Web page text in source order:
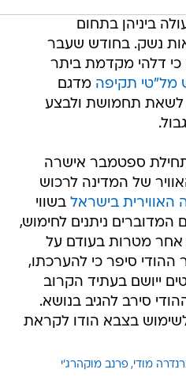
ביניהן בתחום
נשק. בחודש שעבר
כי דלהי מקדמת ביתר
מל"טי תקיפה מדגם
לשאת תחמושת ולבצע
ספטמבר אישרה
של המדינה לרכוש
בישראל בשווי
המדוברים ניתנים לחימוש,
אחר מטרות בעודם על
ההודי סיפר כי להערכתו,
ייושם בעתיד הקרוב
סירב להגיב בנושא.
בצבא הודו לקראת
מודי פרנב מוקהרג'י